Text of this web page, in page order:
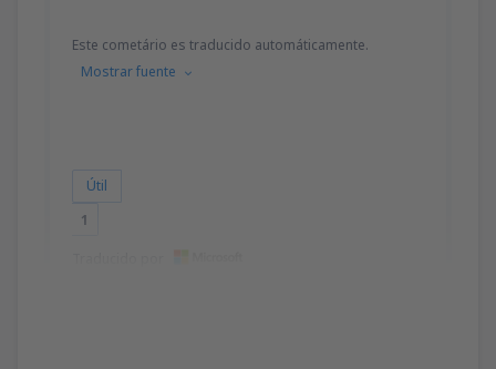
Este cometário es traducido automáticamente.
Mostrar fuente
Útil
1